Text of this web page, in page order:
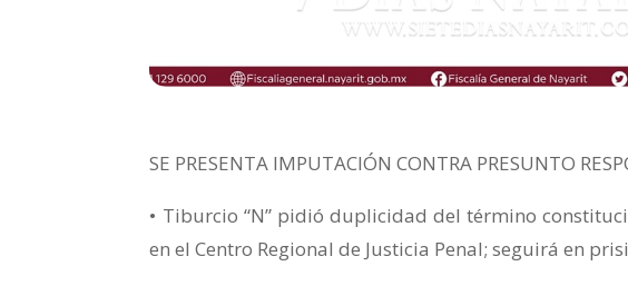
SE PRESENTA IMPUTACIÓN CONTRA PRESUNTO
• Tiburcio “N” pidió duplicidad del término
en el Centro Regional de Justicia Penal; seguirá en